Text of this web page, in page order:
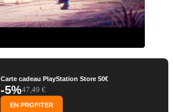
Carte cadeau PlayStation Store 50€
-5%47,49 €
EN PROFITER